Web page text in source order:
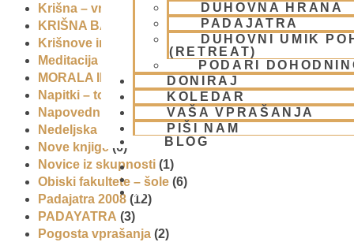
DUHOVNA HRANA
PADAJATRA
DUHOVNI UMIK
(RETREAT)
PODARI
DONIRAJ
KOLEDAR
VAŠA VPRAŠANJA
PIŠI NAM
BLOG
01 431 21 24
Krišna – vrhovna božanska oseba(7)
KRIŠNA BAZAR
(1)
Krišnove inkarnacije
Meditacija
MORALA IN ETIKA(5)
Napitki – topli (1)
Napovednik
(10)
Nedeljska predavanja in festivali(1)
Nove knjige (6)
Novice iz skupnosti (1)
Obiski fakultete – šole (6)
Padajatra 2008 (12)
PADAYATRA (3)
Pogosta vprašanja (2)